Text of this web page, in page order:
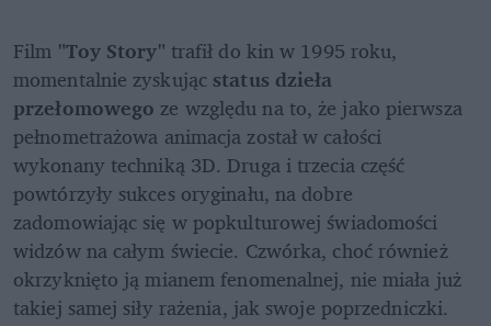
Film "Toy Story" trafił do kin w 1995 roku,
momentalnie zyskując status dzieła
przełomowego ze względu na to, że jako pierwsza
pełnometrażowa animacja został w całości
wykonany techniką 3D. Druga i trzecia część
powtórzyły sukces oryginału, na dobre
zadomowiając się w popkulturowej świadomości
widzów na całym świecie. Czwórka, choć również
okrzyknięto ją mianem fenomenalnej, nie miała już
takiej samej siły rażenia, jak swoje poprzedniczki.